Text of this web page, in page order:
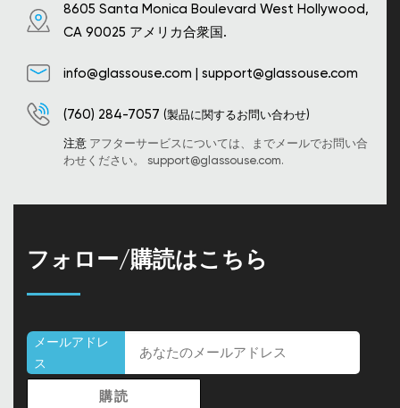
8605 Santa Monica Boulevard West Hollywood,
CA 90025 アメリカ合衆国.
info@glassouse.com | support@glassouse.com
(760) 284-7057 (製品に関するお問い合わせ)
注意 アフターサービスについては、までメールでお問い合
わせください。 support@glassouse.com.
フォロー/購読はこちら
メールアドレ
ス